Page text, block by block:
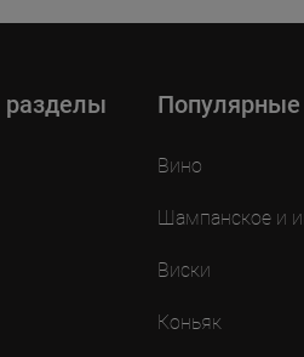
разделы
Вино
Шампанское и
Виски
Коньяк